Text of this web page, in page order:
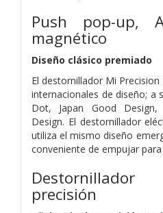
Push pop-up,
magnético
Diseño clásico premiado
El destornillador Mi
internacionales de diseño; a
Dot, Japan Good
Design. El destornillador
utiliza el mismo diseño
conveniente de empujar
precisión